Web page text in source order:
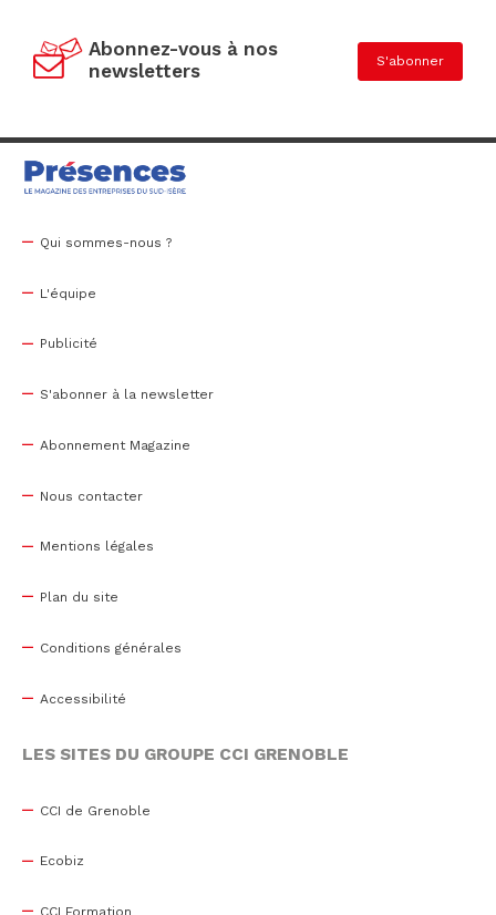
Abonnez-vous à nos
newsletters
S'abonner
Qui sommes-nous ?
L'équipe
Publicité
S'abonner à la newsletter
Abonnement Magazine
Nous contacter
Mentions légales
Plan du site
Conditions générales
Accessibilité
LES SITES DU GROUPE CCI GRENOBLE
CCI de Grenoble
Ecobiz
CCI Formation